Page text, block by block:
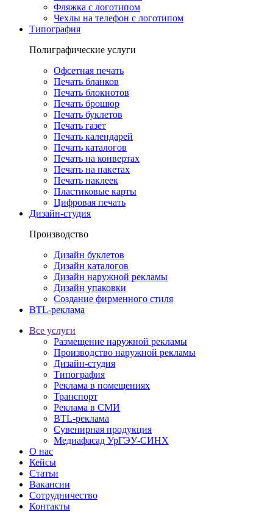
Фляжка с логотипом
Чехлы на телефон с логотипом
Типография
Полиграфические услуги
Офсетная печать
Печать бланков
Печать блокнотов
Печать брошюр
Печать буклетов
Печать газет
Печать календарей
Печать каталогов
Печать на конвертах
Печать на пакетах
Печать наклеек
Пластиковые карты
Цифровая печать
Дизайн-студия
Производство
Дизайн буклетов
Дизайн каталогов
Дизайн наружной рекламы
Дизайн упаковки
Создание фирменного стиля
BTL-реклама
Все услуги
Размещение наружной рекламы
Производство наружной рекламы
Дизайн-студия
Типография
Реклама в помещениях
Транспорт
Реклама в СМИ
BTL-реклама
Сувенирная продукция
Медиафасад УрГЭУ-СИНХ
О нас
Кейсы
Статьи
Вакансии
Сотрудничество
Контакты